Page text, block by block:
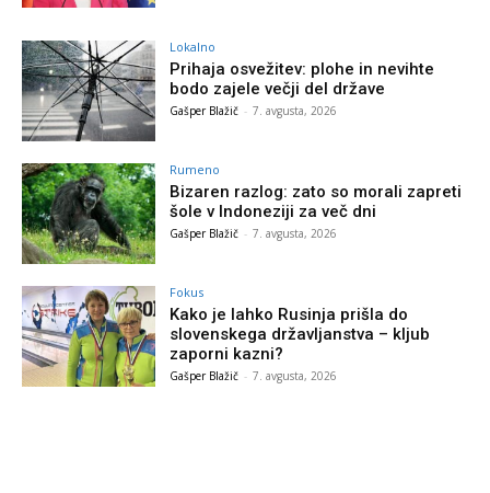
Lokalno
Prihaja osvežitev: plohe in nevihte
bodo zajele večji del države
Gašper Blažič - 7. avgusta, 2026
Rumeno
Bizaren razlog: zato so morali zapreti
šole v Indoneziji za več dni
Gašper Blažič - 7. avgusta, 2026
Fokus
Kako je lahko Rusinja prišla do
slovenskega državljanstva – kljub
zaporni kazni?
Gašper Blažič - 7. avgusta, 2026